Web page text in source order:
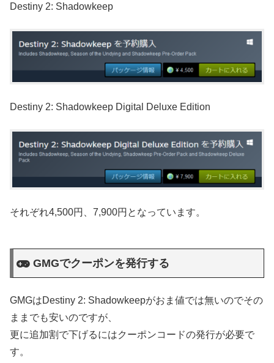
Destiny 2: Shadowkeep
Destiny 2: Shadowkeep Digital Deluxe Edition
それぞれ4,500円、7,900円となっています。
GMGでクーポンを発行する
GMGはDestiny 2: Shadowkeepがおま値では無いのでその
ままでも安いのですが、
更に追加割で下げるにはクーポンコードの発行が必要で
す。